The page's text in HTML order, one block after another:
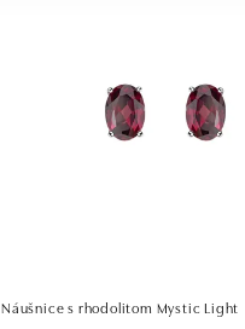
Náušnice s rhodolitom Mystic Light